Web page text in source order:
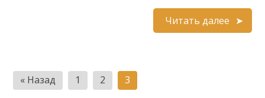
Читать далее
Пагинация
« Назад 1 2 3